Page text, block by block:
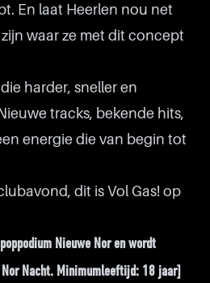
En laat Heerlen nou net
waar ze met dit concept
harder, sneller en
tracks, bekende hits,
energie die van begin tot
dit is Vol Gas! op
Nieuwe Nor en wordt
Nacht. Minimumleeftijd: 18 jaar]